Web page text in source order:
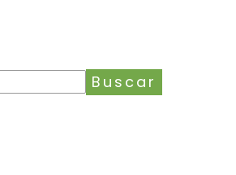
Buscar